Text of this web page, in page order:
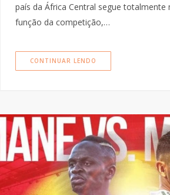
país da África Central segue totalmente
função da competição,…
CONTINUAR LENDO